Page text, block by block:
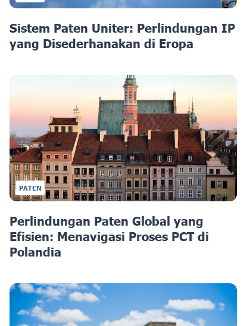
Sistem Paten Uniter: Perlindungan IP
yang Disederhanakan di Eropa
PATEN
Perlindungan Paten Global yang
Efisien: Menavigasi Proses PCT di
Polandia